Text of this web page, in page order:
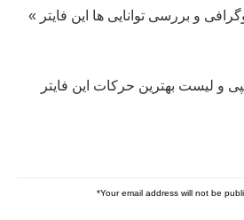
و بررسی توانایی ها این فایتر »
و لیست بهترین حرکات این فایتر
Your email address will not be
*